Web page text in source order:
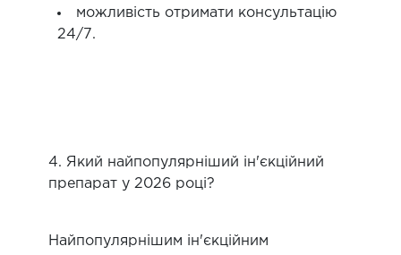
можливість отримати консультацію
24/7.
4. Який найпопулярніший ін'єкційний
препарат у 2026 році?
Найпопулярнішим ін'єкційним